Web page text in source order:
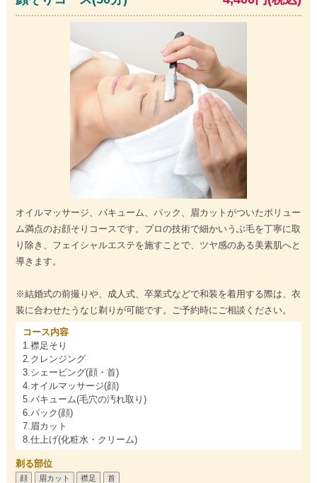
オイルマッサージ、バキューム、パック、眉カットがついたボリュー
ム満点のお顔そりコースです。プロの技術で細かいうぶ毛を丁寧に取
り除き、フェイシャルエステを施すことで、ツヤ感のある美素肌へと
導きます。
※結婚式の前撮りや、成人式、卒業式などで和装を着用する際は、衣
装に合わせたうなじ剃りが可能です。ご予約時にご相談ください。
コース内容
1.襟足そり
2.クレンジング
3.シェービング(顔・首)
4.オイルマッサージ(顔)
5.バキューム(毛穴の汚れ取り)
6.パック(顔)
7.眉カット
8.仕上げ(化粧水・クリーム)
剃る部位
顔 眉カット 襟足 首